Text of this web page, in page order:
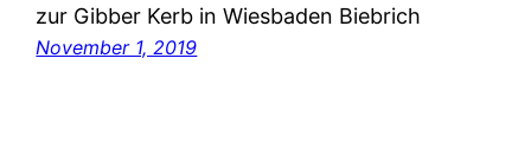
zur Gibber Kerb in Wiesbaden Biebrich
November 1, 2019